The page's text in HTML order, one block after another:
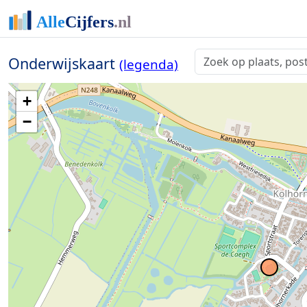
Onderwijskaart (legenda)
+
−